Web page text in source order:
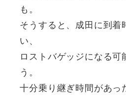
も。
そうすると、成田に到着
い、
ロストバゲッジになる可
う。
十分乗り継ぎ時間があっ